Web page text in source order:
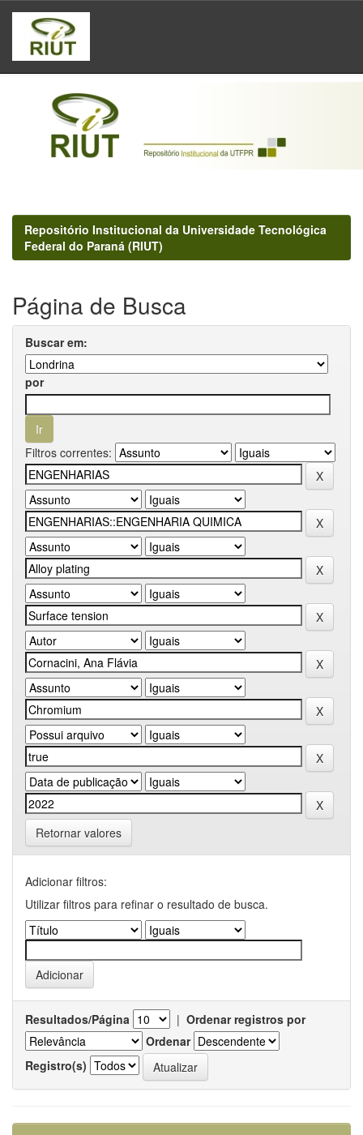
Skip
navigation
Repositório Institucional da Universidade Tecnológica
Federal do Paraná (RIUT)
Página de Busca
Buscar em:
por
Filtros correntes:
Retornar valores
Adicionar filtros:
Utilizar filtros para refinar o resultado de busca.
Resultados/Página | Ordenar registros por
Ordenar
Registro(s)